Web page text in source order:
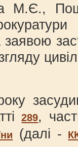
М.Є.,
289,
(далі -